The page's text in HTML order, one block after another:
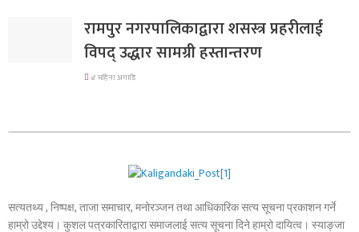
रामपुर नगरपालिकाद्वारा शसस्त्र प्रहरीलाई
विपद् उद्धार सामग्री हस्तान्तरण
४ महिना अगाडि
सत्यतथ्य , निष्पक्ष, ताजा समाचार, मनोरञ्जन तथा आधिकारिक सत्य सूचना प्रकाशन गर्ने
हाम्रो उद्देश्य। कुशल पत्रकारिताद्वारा समाजलाई सत्य सूचना दिने हाम्रो दायित्व। स्याङ्जा